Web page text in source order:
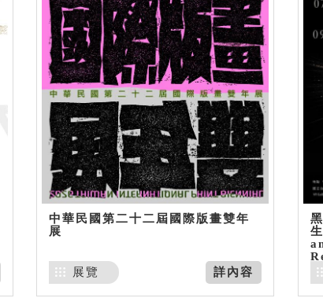
中華民國第二十二屆國際版畫雙年
展
詳內容
展覽